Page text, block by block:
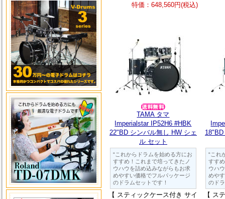
特価：648,560円(税込)
TAMA タマ
Imperialstar IP52H6 #HBK
22"BD シンバル無し HW シェ
ル セット
“これからドラムを始める方にお
すすめ！これまで培ってきたノ
ウハウを詰め込みながらもお求
めやすい価格でフルパッケージ
のドラムセットです！
【 スティックケース付き サイ
“これ
すす
ウハ
めや
のド
【 ス